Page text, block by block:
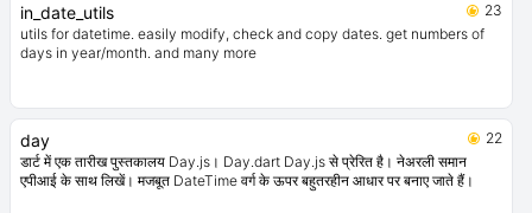
in_date_utils
23
utils for datetime. easily modify, check and copy dates. get numbers of
days in year/month. and many more
day
22
डार्ट में एक तारीख पुस्तकालय Day.js। Day.dart Day.js से प्रेरित है। नेअरली समान
एपीआई के साथ लिखें। मजबूत DateTime वर्ग के ऊपर बहुतरहीन आधार पर बनाए जाते हैं।